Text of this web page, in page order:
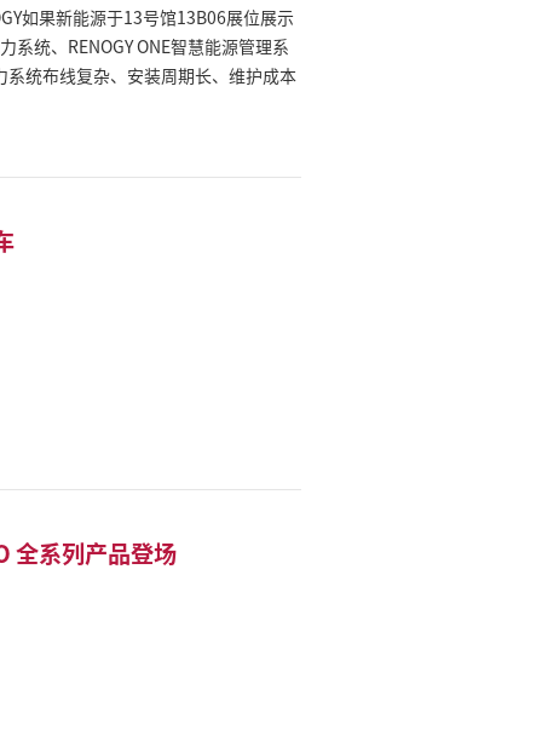
如果新能源于13号馆13B06展位展示
系统、RENOGY ONE智慧能源管理系
装厂及终端用户提供更高效、更标准
全系列产品登场